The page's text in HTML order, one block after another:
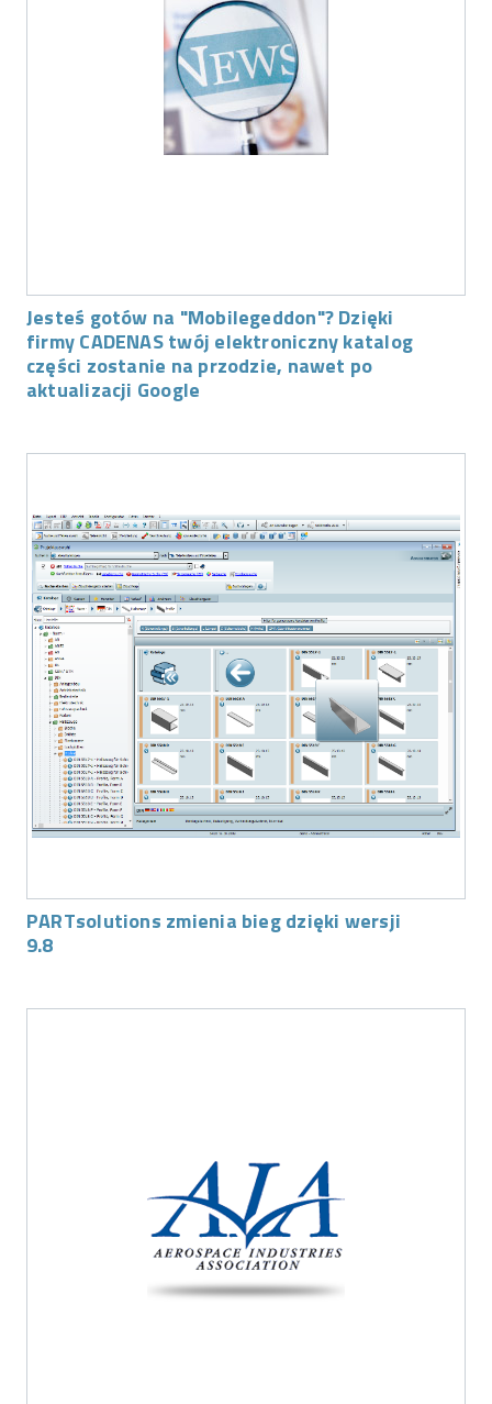
Jesteś gotów na "Mobilegeddon"? Dzięki
firmy CADENAS twój elektroniczny katalog
części zostanie na przodzie, nawet po
aktualizacji Google
PARTsolutions zmienia bieg dzięki wersji
9.8